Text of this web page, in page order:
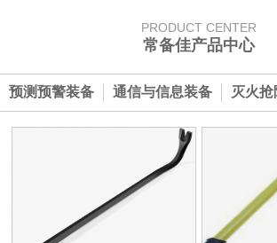
二种监测技巧、高应变；在所有的周界
使用高应变法监测具有重要的代表性。
用高应变法时，单位工程内，...
载荷试验；在周界安防监测系统工作中
抗压亦或者是抗拔的静载荷试验，这时
单桩进行水平方向的静载荷试验时，所
量，是要根据具体的设计要求以及现场
使用高应变法监测具有重要的代表性。
用高应变法时，单位工程内，...
PRODUCT CENTER
常备佳产品中心
预测预警装备 通信与信息装备 灭火